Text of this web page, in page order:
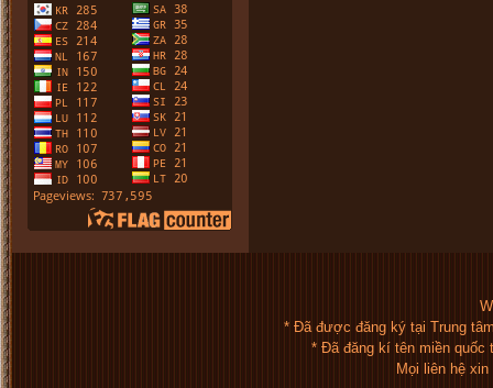
* Đã được đăng ký tại Trung
* Đã đăng kí tên miền quốc
Mọi liên hệ